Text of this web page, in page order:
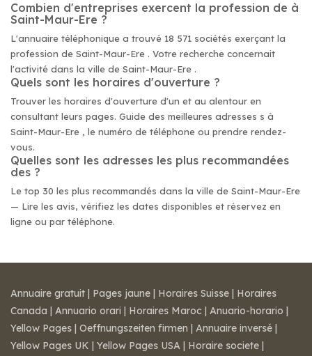
Combien d'entreprises exercent la profession de à
Saint-Maur-Ere ?
L'annuaire téléphonique a trouvé 18 571 sociétés exerçant la
profession de Saint-Maur-Ere . Votre recherche concernait
l'activité dans la ville de Saint-Maur-Ere .
Quels sont les horaires d'ouverture ?
Trouver les horaires d'ouverture d'un et au alentour en
consultant leurs pages. Guide des meilleures adresses s à
Saint-Maur-Ere , le numéro de téléphone ou prendre rendez-
vous.
Quelles sont les adresses les plus recommandées
des ?
Le top 30 les plus recommandés dans la ville de Saint-Maur-Ere
— Lire les avis, vérifiez les dates disponibles et réservez en
ligne ou par téléphone.
Annuaire gratuit | Pages jaune | Horaires Suisse | Horaires
Canada | Annuario orari | Horaires Maroc | Anuario-horario |
Yellow Pages | Oeffnungszeiten firmen | Annuaire inversé |
Yellow Pages UK | Yellow Pages USA | Horaire societe |